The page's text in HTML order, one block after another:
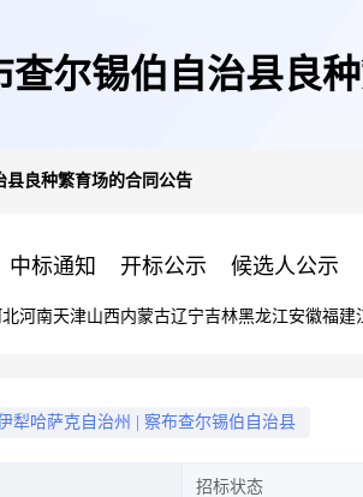
查尔锡伯自治县良
县良种繁育场的合同公告
中标通知 开标公示 候选人公示
河南天津山西内蒙古辽宁吉林黑龙江安徽福建
犁哈萨克自治州 察布查尔锡伯自治县
招标状态